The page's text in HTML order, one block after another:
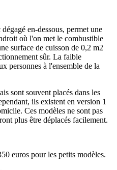
en-dessous, permet une
où l'on met le combustible
surface de cuisson de 0,2 m2
sûr. La faible
personnes à l'ensemble de la
sont souvent placés dans les
ils existent en version 1
Ces modèles ne sont pas
plus être déplacés facilement.
euros pour les petits modèles.